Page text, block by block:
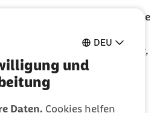
DEU
und
Daten. Cookies helfen
genießt du noch viele
den gesetzlichen Rahmen
unseren
Vorteilsrechner,
Barmer? Dann fülle den
jetzt direkt Mitglied.